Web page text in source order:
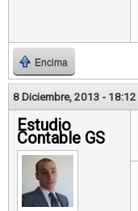
Encima
8 Diciembre, 2013 - 18:12
Estudio
Contable GS